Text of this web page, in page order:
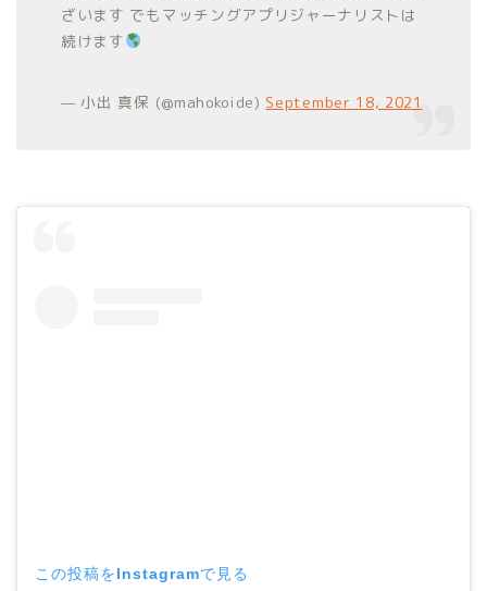
ざいます でもマッチングアプリジャーナリストは
続けます
— 小出 真保 (@mahokoide) September 18, 2021
この投稿をInstagramで見る